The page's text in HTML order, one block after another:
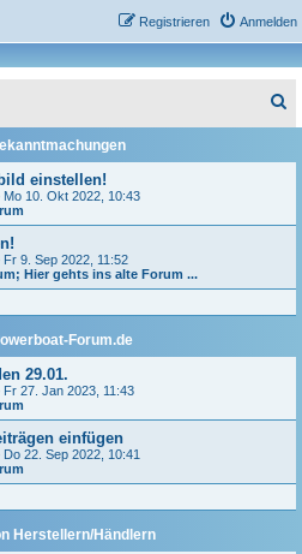
Anmelden
Registrieren
u
einstellen!
Mo 10. Okt 2022, 10:43
Fr 9. Sep 2022, 11:52
Hier gehts ins alte Forum ...
Forum.de
29.01.
Fr 27. Jan 2023, 11:43
einfügen
Do 22. Sep 2022, 10:41
Herstellern/Händlern